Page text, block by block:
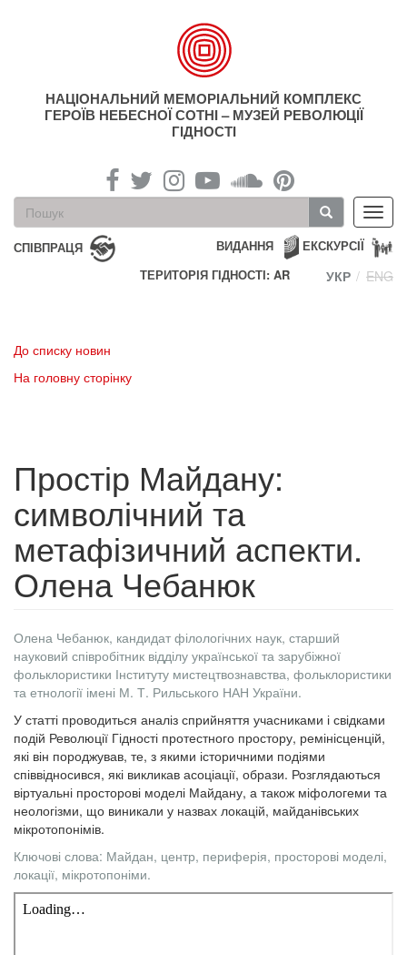
НАЦІОНАЛЬНИЙ МЕМОРІАЛЬНИЙ КОМПЛЕКС
ГЕРОЇВ НЕБЕСНОЇ СОТНІ – МУЗЕЙ РЕВОЛЮЦІЇ
ГІДНОСТІ
Пошукова
форма
Пошук
СПІВПРАЦЯ ЕКСКУРСІЇ
ВИДАННЯ
ТЕРИТОРІЯ ГІДНОСТІ: AR
УКР ENG
До списку новин
На головну сторінку
Простір Майдану:
символічний та
метафізичний аспекти.
Олена Чебанюк
Олена Чебанюк, кандидат філологічних наук, старший
науковий співробітник відділу української та зарубіжної
фольклористики Інституту мистецтвознавства, фольклористики
та етнології імені М. Т. Рильського НАН України.
У статті проводиться аналіз сприйняття учасниками і свідками
подій Революції Гідності протестного простору, ремінісценцій,
які він породжував, те, з якими історичними подіями
співвідносився, які викликав асоціації, образи. Розглядаються
віртуальні просторові моделі Майдану, а також міфологеми та
неологізми, що виникали у назвах локацій, майданівських
мікротопонімів.
Ключові слова: Майдан, центр, периферія, просторові моделі,
локації, мікротопоніми.